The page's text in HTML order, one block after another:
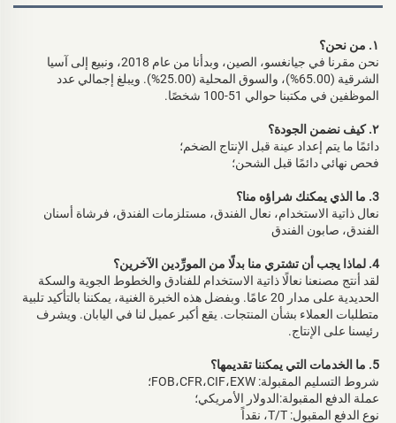
١. من نحن؟
الموظفين في مكتبنا حوالي 51-100 شخصًا.
٢. كيف نضمن الجودة؟
دائمًا ما يتم إعداد عينة قبل الإنتاج الضخم؛
فحص نهائي دائمًا قبل الشحن؛
3. ما الذي يمكنك شراؤه منا؟
الفندق، صابون الفندق
4. لماذا يجب أن تشتري منا بدلًا من المورِّدين الآخرين؟
رئيسنا على الإنتاج.
5. ما الخدمات التي يمكننا تقديمها؟
شروط التسليم المقبولة: FOB،CFR،CIF،EXW؛
عملة الدفع المقبولة:الدولار الأمريكي؛
نوع الدفع المقبول: T/T، نقداً